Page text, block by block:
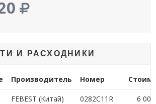
И РАСХОДНИКИ
Производитель Номер
FEBEST (Китай) 0282C11R 6